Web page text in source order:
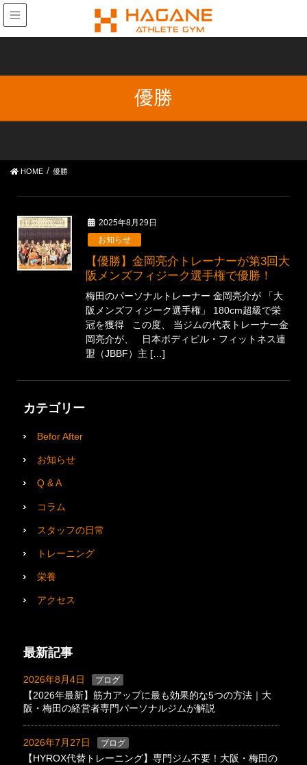
優勝
HOME 優勝
2025年8月29日
お知らせ
【優勝】金岡亮介トレーナーが第3回大
阪メンズフィジーク選手権で優勝！
梅田のパーソナルトレーナー 金岡亮介が 「大
阪メンズフィジーク選手権」 180cm超級で栄
冠を獲得 この度、 当ジムの代表トレーナー金
岡亮介が、 日本ボディビル・フィットネス連
盟（JBBF）主 […]
カテゴリー
Befor After
お知らせ
Q & A
コラム
スタッフの日常
トレーニング
栄養
アクセス
最新記事
2026年8月4日 ブログ
【2026年最新】筋力アップに最も効果的な5つの方法｜大
阪・梅田の経営者専門パーソナルジムが解説
2026年7月27日 ブログ
【HYROX代替トレーニング】専門ジム不要！大阪・梅田の